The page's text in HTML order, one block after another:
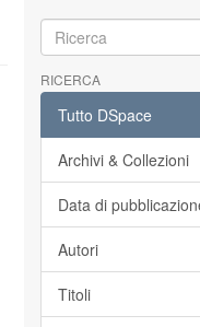
RICERCA
Tutto DSpace
Archivi & Collezioni
Data di
Autori
Titoli